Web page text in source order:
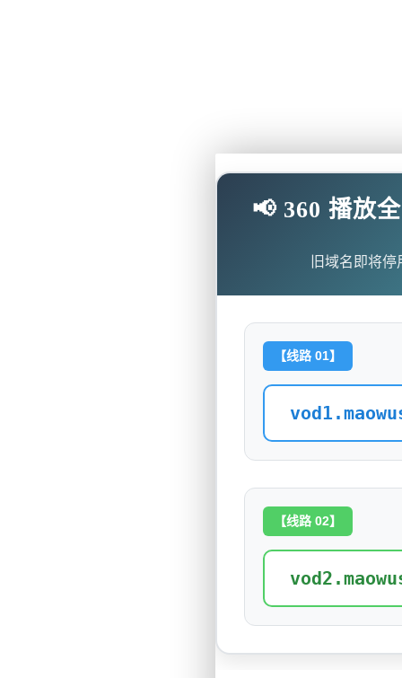
📢 360 播放
旧域名即将
【线路 01】
【线路 02】